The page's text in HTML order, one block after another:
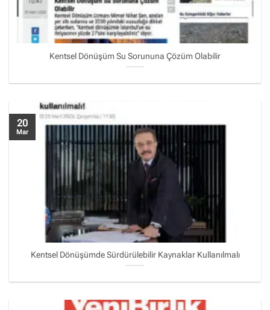
Kentsel Dönüşüm Su Sorununa Çözüm Olabilir
Kentsel Dönüşümde Sürdürülebilir Kaynaklar Kullanılmalı
20
Mar